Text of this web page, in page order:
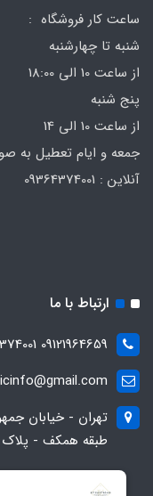
ساعت کار فروشگاه :
شنبه تا چهارشنبه
از ساعت 10 الی 18:00
پنج شنبه
از ساعت 10 الی 14
جمعه و ایام تعطیل به
ارتباط با ما
09121964659 09364374001 ۰۲۱۶۶۷۶۵۰۸۳
تهران - خیابان
طبقه همکف - پلاک ۶